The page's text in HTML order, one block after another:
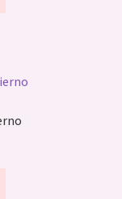
producto